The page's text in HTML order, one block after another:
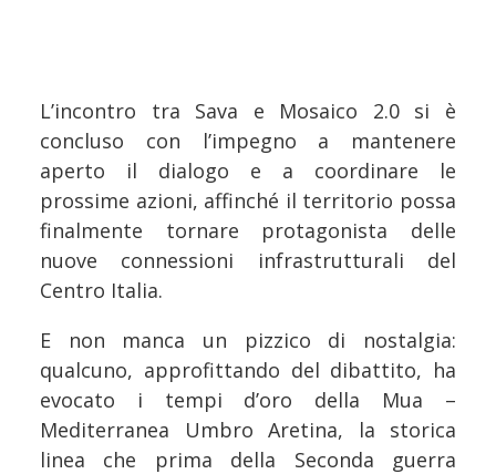
L’incontro tra Sava e Mosaico 2.0 si è
concluso con l’impegno a mantenere
aperto il dialogo e a coordinare le
prossime azioni, affinché il territorio possa
finalmente tornare protagonista delle
nuove connessioni infrastrutturali del
Centro Italia.
E non manca un pizzico di nostalgia:
qualcuno, approfittando del dibattito, ha
evocato i tempi d’oro della Mua –
Mediterranea Umbro Aretina, la storica
linea che prima della Seconda guerra